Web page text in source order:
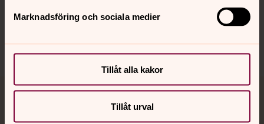
Marknadsföring och sociala medier
Tillåt alla kakor
Tillåt urval
Sociala kanaler
Jourhavande präst